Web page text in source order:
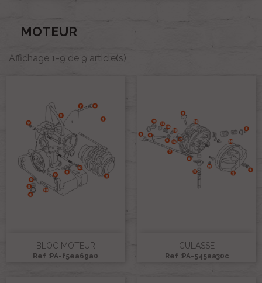
MOTEUR
Affichage 1-9 de 9 article(s)
BLOC MOTEUR
Ref :PA-f5ea69a0
CULASSE
Ref :PA-545aa30c